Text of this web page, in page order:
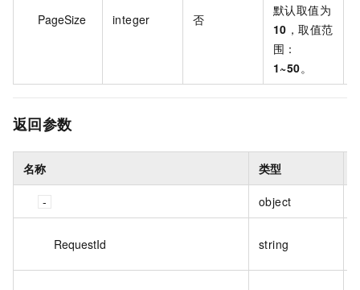
PageSize integer 否
默认取值为
10 ，取值范
围：
1~50。
返回参数
名称 类型
object
RequestId string